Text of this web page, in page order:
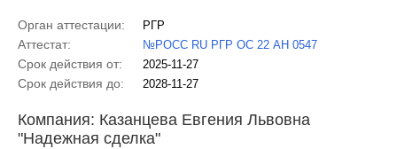
Орган аттестации: РГР
Аттестат: №РОСС RU РГР ОС 22 АН 0547
Срок действия от: 2025-11-27
Срок действия до: 2028-11-27
Компания: Казанцева Евгения Львовна
"Надежная сделка"